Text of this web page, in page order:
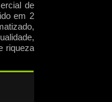
de
em 2
riqueza